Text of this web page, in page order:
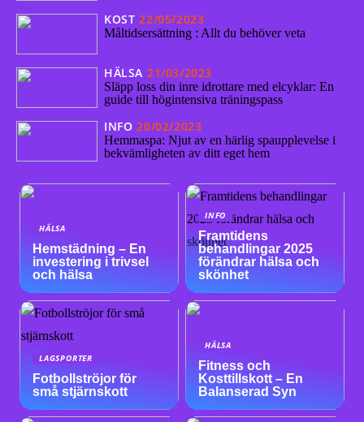
KOST 22/05/2023
Måltidsersättning : Allt du behöver veta
HÄLSA 21/03/2023
Släpp loss din inre idrottare med elcyklar: En
guide till högintensiva träningspass
INFO 20/02/2023
Hemmaspa: Njut av en härlig spaupplevelse i
bekvämligheten av ditt eget hem
HÄLSA
Hemstädning – En
investering i trivsel
och hälsa
INFO
Framtidens
behandlingar 2025
förändrar hälsa och
skönhet
LAGSPORTER
Fotbollströjor för
små stjärnskott
HÄLSA
Fitness och
Kosttillskott – En
Balanserad Syn